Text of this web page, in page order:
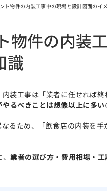
ト物件の内装工事中の現場と設計図面のイ
物件の内装
識
内装工事は「業者に任せれば
るべきことは想像以上に多い
るため、「飲食店の内装を
、業者の選び方・費用相場・